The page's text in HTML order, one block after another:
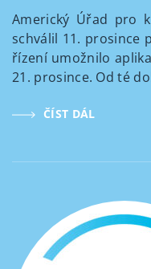
Americký Úřad pro
schválil 11. prosince
řízení umožnilo
21. prosince. Od té
ČÍST DÁL